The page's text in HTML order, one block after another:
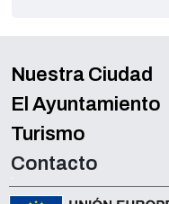
Nuestra Ciudad
El Ayuntamiento
Turismo
Contacto